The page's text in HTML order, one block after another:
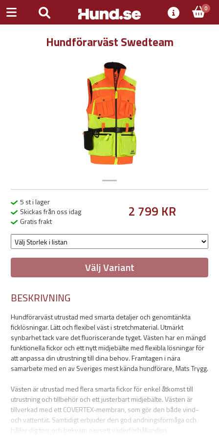
0
Hundförarväst Swedteam
5 st i lager
Skickas från oss idag
Gratis frakt
2 799 KR
Välj Variant
BESKRIVNING
Hundförarväst utrustad med smarta detaljer och genomtänkta
ficklösningar. Lätt och flexibel väst i stretchmaterial. Utmärkt
synbarhet tack vare det fluoriscerande tyget. Västen har en mängd
funktionella fickor och ett nytt midjebälte med flexibla lösningar för
att anpassa din utrustning till dina behov. Framtagen i nära
samarbete med en av Sveriges mest kända hundförare, Mats Trygg.
Västen är utrustad med flera smarta fickor för enkel åtkomst till
utrustning och tillbehör och ett justerbart midjebälte. Västen är
tillverkad med ett COVERTEX-membran, som gör den både vind-
och vattentät. Samtidigt erbjuder den god andningsförmåga och
håller dig torr och bekväm oavsett väderförhållanden.